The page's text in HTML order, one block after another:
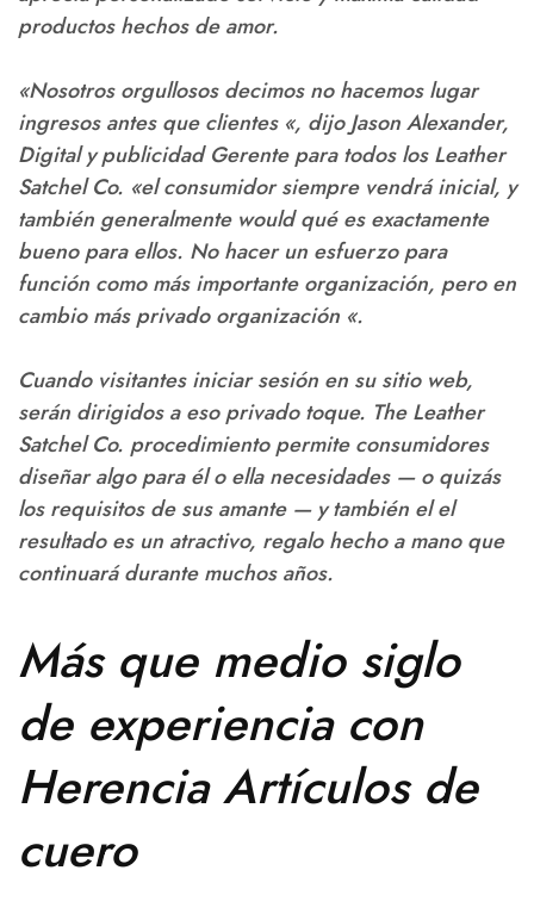
productos hechos de amor.
«Nosotros orgullosos decimos no hacemos lugar
ingresos antes que clientes «, dijo Jason Alexander,
Digital y publicidad Gerente para todos los Leather
Satchel Co. «el consumidor siempre vendrá inicial, y
también generalmente would qué es exactamente
bueno para ellos. No hacer un esfuerzo para
función como más importante organización, pero en
cambio más privado organización «.
Cuando visitantes iniciar sesión en su sitio web,
serán dirigidos a eso privado toque. The Leather
Satchel Co. procedimiento permite consumidores
diseñar algo para él o ella necesidades — o quizás
los requisitos de sus amante — y también el el
resultado es un atractivo, regalo hecho a mano que
continuará durante muchos años.
Más que medio siglo
de experiencia con
Herencia Artículos de
cuero